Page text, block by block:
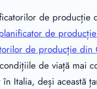
de producție
de
de producție din
de viață mai
Italia, deși această